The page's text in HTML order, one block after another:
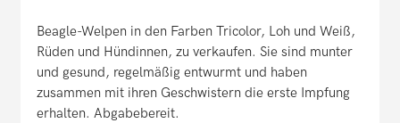
Beagle-Welpen in den Farben Tricolor, Loh und Weiß,
Rüden und Hündinnen, zu verkaufen. Sie sind munter
und gesund, regelmäßig entwurmt und haben
zusammen mit ihren Geschwistern die erste Impfung
erhalten. Abgabebereit.